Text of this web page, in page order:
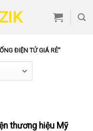
ĐIỆN TỬ GIÁ RẺ”
thương hiệu Mỹ